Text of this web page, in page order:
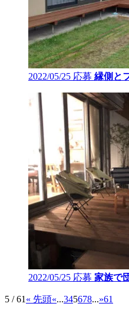
2022/05/25 応募 縁側と
2022/05/25 応募 家族で
5 / 61 « 先頭«...345678...»61